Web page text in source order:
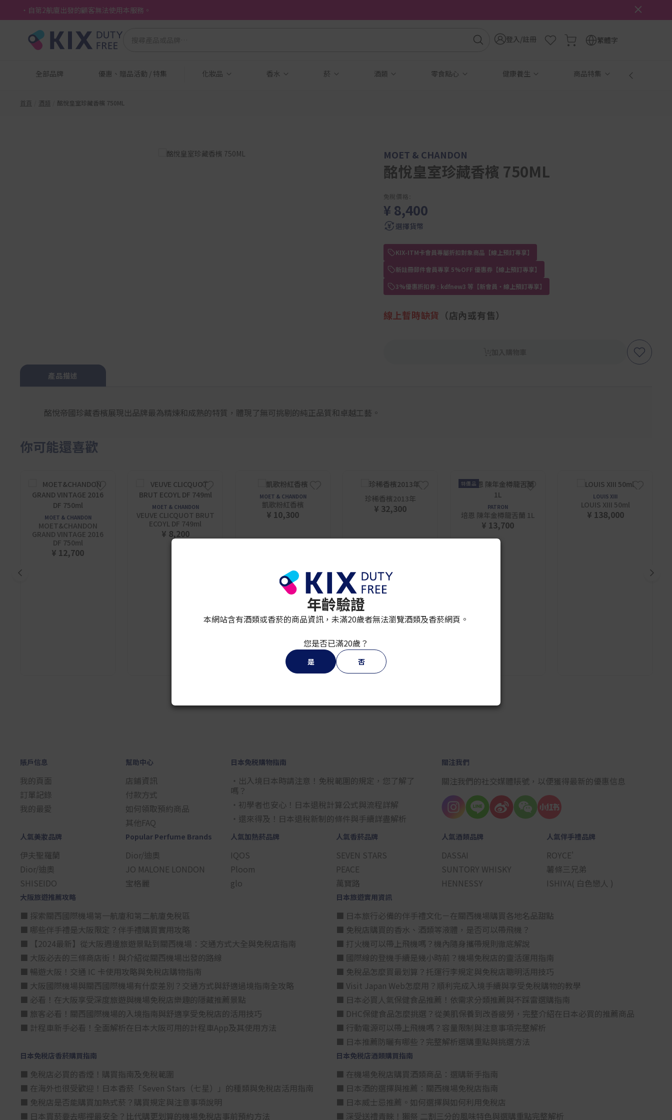
・自第2航廈出發的顧客無法使用本服務。
登入/註冊 繁體字
全部品牌 優惠、贈品活動 / 特集 化妝品 香水 菸 酒類 零食點心 健康養生 商品特集
首頁 酒類 酩悅皇室珍藏香檳 750ML
MOET & CHANDON
酩悅皇室珍藏香檳 750ML
¥ 8,400
選擇貨幣
KIX-ITM卡會員專屬折扣對象商品【線上預訂專享】
新註冊郵件會員專享 5%OFF 優惠券【線上預訂專享】
3%優惠折扣券 : kdfnew3 等【新會員・線上預訂專享】
線上暫時缺貨 （店內或有售）
產品描述
酩悅帝國珍藏香檳展現出品牌最為精煉和成熟的特質，體現了無可挑剔的純正品質和卓越工藝。
你可能還喜歡
MOET & CHANDON
MOET&CHANDON
GRAND VINTAGE 2016
DF 750ml
¥ 12,700
MOET & CHANDON
VEUVE CLICQUOT BRUT
ECOYL DF 749ml
¥ 8,200
MOET & CHANDON
凱歌粉紅香檳
¥ 10,300
珍稀香檳2013年
¥ 32,300
特價品
PATRON
培恩 陳年金樽龍舌蘭 1L
¥ 13,700
LOUIS XIII
LOUIS XIII 50ml
¥ 138,000
賬戶信息
我的頁面
訂單記錄
我的最愛
幫助中心
店鋪資訊
付款方式
如何領取預約商品
其他FAQ
日本免税購物指南
・出入境日本時請注意！免稅範圍的規定，您了解了
嗎？
・初學者也安心！日本退稅計算公式與流程詳解
・還來得及！日本退稅新制的條件與手續詳盡解析
關注我們
關注我們的社交媒體賬號，以便獲得最新的優惠信息
人氣美妝品牌
伊夫聖羅蘭
Dior/迪奧
SHISEIDO
Popular Perfume Brands
Dior/迪奧
JO MALONE LONDON
宝格麗
人氣加熱菸品牌
IQOS
Ploom
glo
人氣香菸品牌
SEVEN STARS
PEACE
萬寶路
人氣酒類品牌
DASSAI
SUNTORY WHISKY
HENNESSY
人氣伴手禮品牌
ROYCE'
薯條三兄弟
ISHIYA( 白色戀人 )
大阪旅遊推薦攻略
■ 探索關西國際機場第一航廈和第二航廈免稅區
■ 哪些伴手禮是大阪限定？伴手禮購買實用攻略
■ 【2024最新】從大阪週邊旅遊景點到關西機場：交通方式大全與免稅店指南
■ 大阪必去的三條商店街！與介紹從關西機場出發的路線
■ 暢遊大阪！交通 IC 卡使用攻略與免稅店購物指南
■ 大阪國際機場與關西國際機場有什麼差別？交通方式與舒適過境指南全攻略
■ 必看！在大阪享受深度旅遊與機場免稅店樂趣的隱藏推薦景點
■ 旅客必看！關西國際機場的入境指南與舒適享受免稅店的活用技巧
■ 計程車新手必看！全面解析在日本大阪可用的計程車App及其使用方法
日本旅遊實用資訊
■ 日本旅行必備的伴手禮文化－在關西機場購買各地名品甜點
■ 免稅店購買的香水、酒類等液體，是否可以帶飛機？
■ 打火機可以帶上飛機嗎？機內隨身攜帶規則徹底解說
■ 國際線的登機手續是幾小時前？機場免稅店的靈活運用指南
■ 免稅品怎麼買最划算？托運行李規定與免稅店聰明活用技巧
■ Visit Japan Web怎麼用？順利完成入境手續與享受免稅購物的教學
■ 日本必買人氣保健食品推薦！依需求分類推薦與不踩雷選購指南
■ DHC保健食品怎麼挑選？從美肌保養到改善疲勞，完整介紹在日本必買的推薦商品
■ 行動電源可以帶上飛機嗎？容量限制與注意事項完整解析
■ 日本推薦防曬有哪些？完整解析選購重點與挑選方法
日本免税店香菸購買指南
■ 免稅店必買的香煙！購買指南及免稅範圍
■ 在海外也很受歡迎！日本香菸「Seven Stars（七星）」的種類與免稅店活用指南
■ 免稅店是否能購買加熱式菸？購買規定與注意事項說明
■ 日本買菸要去哪裡最安全？比代購更划算的機場免稅店事前預約方法
日本免税店酒類購買指南
■ 在機場免稅店購買酒類商品：選購新手指南
■ 日本酒的選擇與推薦：關西機場免稅店指南
■ 日本威士忌推薦。如何選擇與如何利用免稅店
■ 深受送禮青睞！獺祭 二割三分的風味特色與選購重點完整解析
年齡驗證
本網站含有酒類或香菸的商品資訊，未滿20歲者無法瀏覽酒類及香菸網頁。
您是否已滿20歲？
是 否